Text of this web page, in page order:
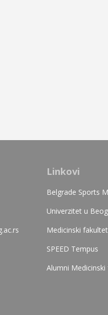
Linkovi
Belgrade Sports
Univerzitet u
Medicinski
SPEED Tempus
Alumni